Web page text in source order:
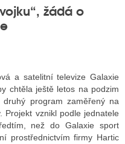
žádá o
a satelitní televize Galaxie
chtěla ještě letos na podzim
druhý program zaměřený na
Projekt vznikl podle jednatele
než do Galaxie sport
prostřednictvím firmy Hartic